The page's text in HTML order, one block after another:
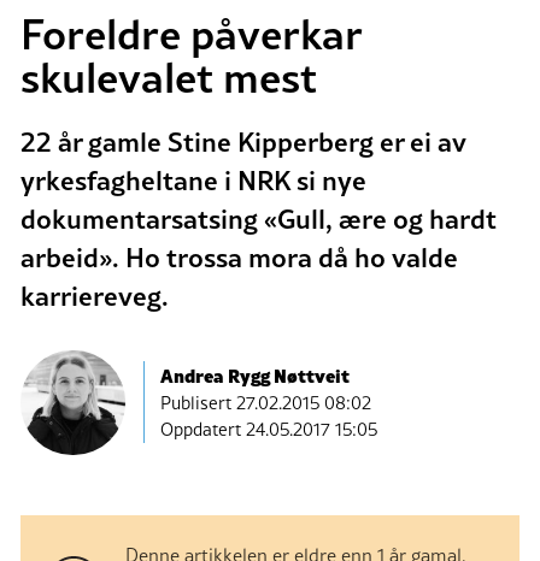
Foreldre påverkar
skulevalet mest
22 år gamle Stine Kipperberg er ei av
yrkesfagheltane i NRK si nye
dokumentarsatsing «Gull, ære og hardt
arbeid». Ho trossa mora då ho valde
karriereveg.
Andrea Rygg Nøttveit
Publisert27.02.2015 08:02
Oppdatert 24.05.2017 15:05
Denne artikkelen er eldre enn 1 år gamal.